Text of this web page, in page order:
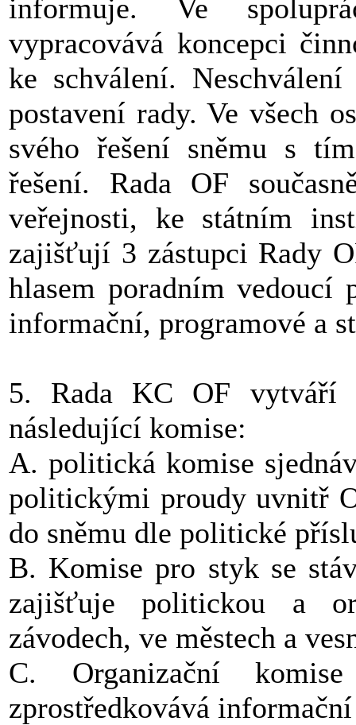
informuje. Ve
vypracovává koncepci
ke schválení. Neschválení
postavení rady. Ve všech
svého řešení sněmu s
řešení. Rada OF
veřejnosti, ke státním
zajišťují 3 zástupci Rady
hlasem poradním vedoucí
informační, programové a
5. Rada KC OF vytváří
následující komise:
A. politická komise
politickými proudy uvnitř
do sněmu dle politické
B. Komise pro styk se
zajišťuje politickou a
závodech, ve městech a
C. Organizační
zprostředkovává